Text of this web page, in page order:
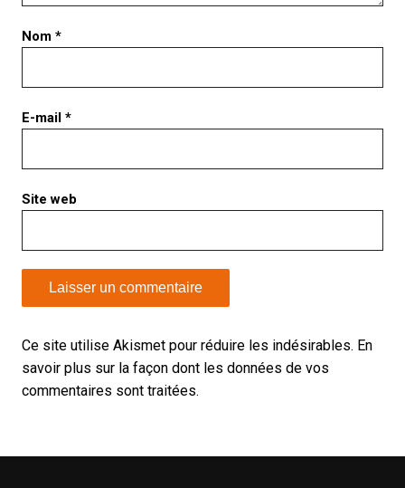
Nom *
E-mail *
Site web
Ce site utilise Akismet pour réduire les indésirables. En
savoir plus sur la façon dont les données de vos
commentaires sont traitées.